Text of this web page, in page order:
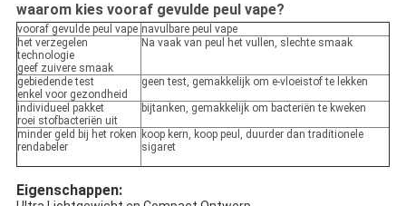
waarom kies vooraf gevulde peul vape?
vooraf gevulde peul vape navulbare peul vape
het verzegelen
technologie
geef zuivere smaak
Na vaak van peul het vullen, slechte smaak
gebiedende test
enkel voor gezondheid
geen test, gemakkelijk om e-vloeistof te lekken
individueel pakket
roei stofbacteriën uit
bijtanken, gemakkelijk om bacteriën te kweken
minder geld bij het roken
rendabeler
koop kern, koop peul, duurder dan traditionele
sigaret
Eigenschappen: